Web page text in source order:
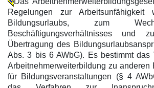
Regelungen zur Arbeitsunfähigkeit
Bildungsurlaubs, zum
Beschäftigungsverhältnisses und
Übertragung des
Abs. 3 bis 6 AWbG). Es bestimmt das
Arbeitnehmerweiterbildung zu anderen
für Bildungsveranstaltungen (§ 4